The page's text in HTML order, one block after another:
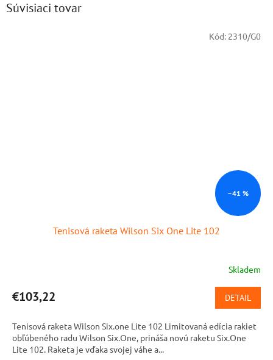
Súvisiaci tovar
–41 %
Tenisová raketa Wilson Six One Lite 102
Skladem
€103,22 DETAIL
Tenisová raketa Wilson Six.one Lite 102 Limitovaná edícia rakiet
obľúbeného radu Wilson Six.One, prináša novú raketu Six.One
Lite 102. Raketa je vďaka svojej váhe a...
Kód: 2310/G0